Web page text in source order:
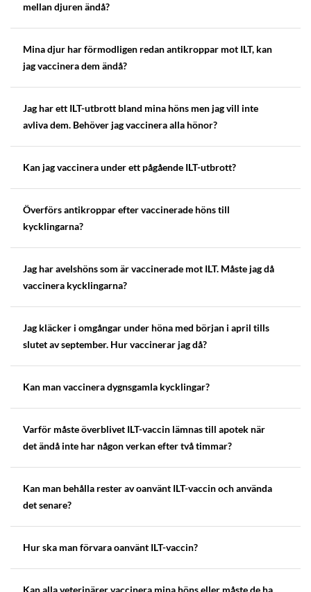
mellan djuren ändå?
Mina djur har förmodligen redan antikroppar mot ILT, kan
jag vaccinera dem ändå?
Jag har ett ILT-utbrott bland mina höns men jag vill inte
avliva dem. Behöver jag vaccinera alla hönor?
Kan jag vaccinera under ett pågående ILT-utbrott?
Överförs antikroppar efter vaccinerade höns till
kycklingarna?
Jag har avelshöns som är vaccinerade mot ILT. Måste jag då
vaccinera kycklingarna?
Jag kläcker i omgångar under höna med början i april tills
slutet av september. Hur vaccinerar jag då?
Kan man vaccinera dygnsgamla kycklingar?
Varför måste överblivet ILT-vaccin lämnas till apotek när
det ändå inte har någon verkan efter två timmar?
Kan man behålla rester av oanvänt ILT-vaccin och använda
det senare?
Hur ska man förvara oanvänt ILT-vaccin?